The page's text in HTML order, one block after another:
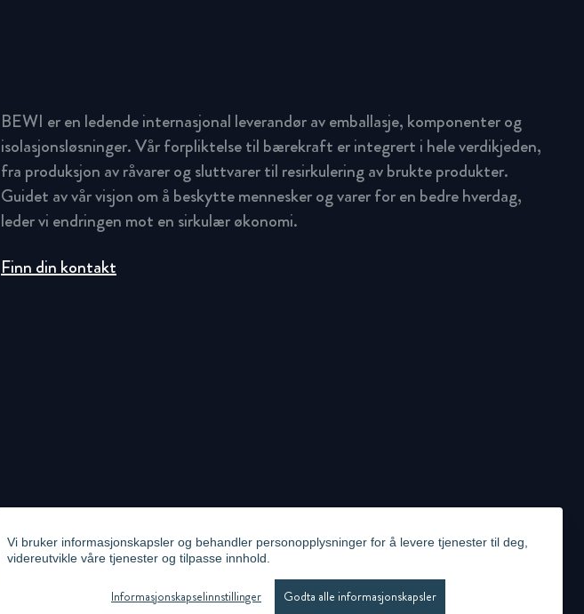
Vi bruker informasjonskapsler og behandler personopplysninger for å levere tjenester til deg,
videreutvikle våre tjenester og tilpasse innhold.
Informasjonskapselinnstillinger Godta alle informasjonskapsler
BEWI er en ledende internasjonal leverandør av emballasje, komponenter og
isolasjonsløsninger. Vår forpliktelse til bærekraft er integrert i hele verdikjeden,
fra produksjon av råvarer og sluttvarer til resirkulering av brukte produkter.
Guidet av vår visjon om å beskytte mennesker og varer for en bedre hverdag,
leder vi endringen mot en sirkulær økonomi.
Finn din kontakt
ADMINISTRER INFORMASJONSKAPSLER